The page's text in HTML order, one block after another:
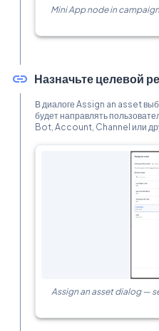
Mini App node in
Назначьте целевой
В диалоге Assign an asset
будет направлять
Bot, Account, Channel или
Assign an asset dialog —